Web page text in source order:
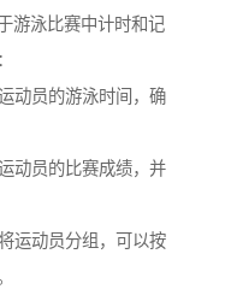
游泳比赛中计时和记
动员的游泳时间，确
动员的比赛成绩，并
运动员分组，可以按